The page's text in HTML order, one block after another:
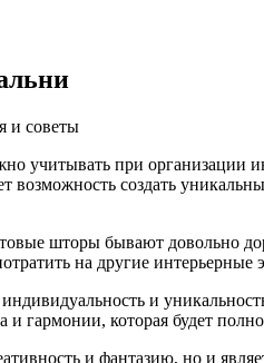
учитывать при организации
возможность создать
шторы бывают довольно
на другие интерьерные
и
гармонии, которая будет
и фантазию, но и